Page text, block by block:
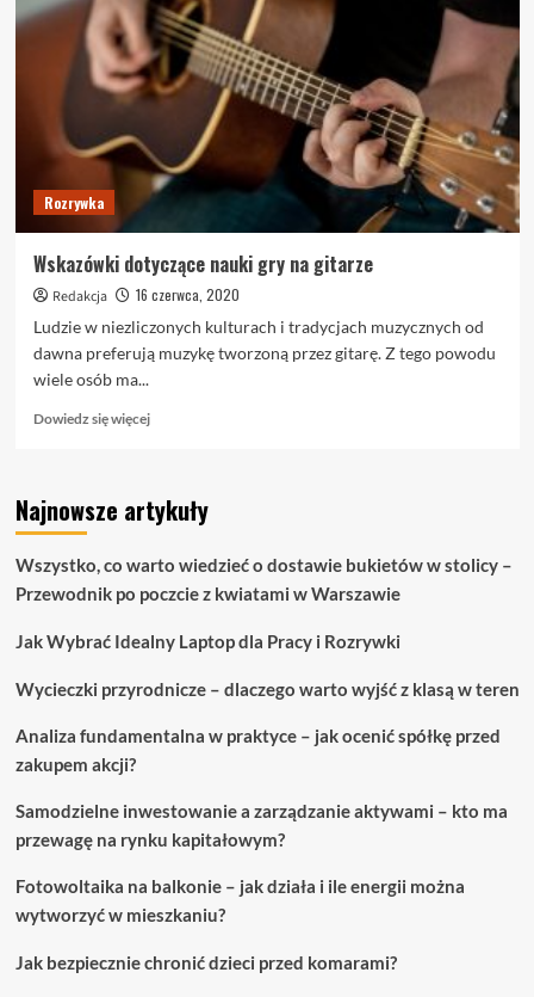
Rozrywka
Wskazówki dotyczące nauki gry na gitarze
Redakcja
16 czerwca, 2020
Ludzie w niezliczonych kulturach i tradycjach muzycznych od
dawna preferują muzykę tworzoną przez gitarę. Z tego powodu
wiele osób ma...
Dowiedz się więcejDowiedz
Wskazówki
dotyczące
gry
na
Najnowsze artykuły
Wszystko, co warto wiedzieć o dostawie bukietów w stolicy –
Przewodnik po poczcie z kwiatami w Warszawie
Jak Wybrać Idealny Laptop dla Pracy i Rozrywki
Wycieczki przyrodnicze – dlaczego warto wyjść z klasą w teren
Analiza fundamentalna w praktyce – jak ocenić spółkę przed
zakupem akcji?
Samodzielne inwestowanie a zarządzanie aktywami – kto ma
przewagę na rynku kapitałowym?
Fotowoltaika na balkonie – jak działa i ile energii można
wytworzyć w mieszkaniu?
Jak bezpiecznie chronić dzieci przed komarami?